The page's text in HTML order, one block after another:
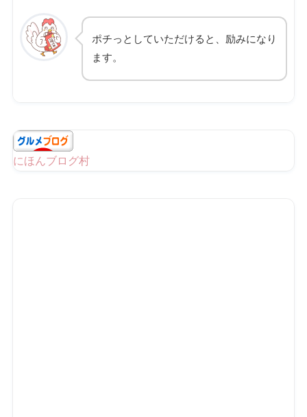
ポチっとしていただけると、励みになり
ます。
にほんブログ村